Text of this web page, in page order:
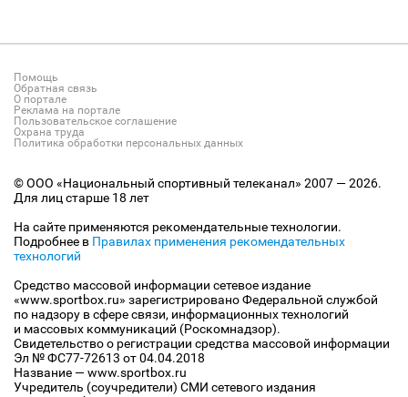
Помощь
Обратная связь
О портале
Реклама на портале
Пользовательское соглашение
Охрана труда
Политика обработки персональных данных
© ООО «Национальный спортивный телеканал» 2007 — 2026.
Для лиц старше 18 лет
На сайте применяются рекомендательные технологии.
Подробнее в Правилах применения рекомендательных
технологий
Средство массовой информации сетевое издание
«www.sportbox.ru» зарегистрировано Федеральной службой
по надзору в сфере связи, информационных технологий
и массовых коммуникаций (Роскомнадзор).
Свидетельство о регистрации средства массовой информации
Эл № ФС77-72613 от 04.04.2018
Название — www.sportbox.ru
Учредитель (соучредители) СМИ сетевого издания